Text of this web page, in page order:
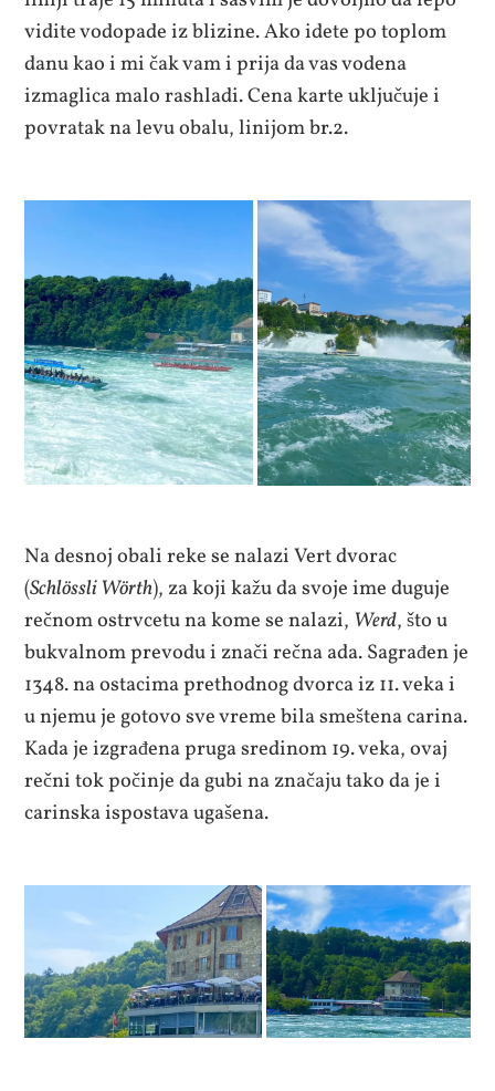
vidite vodopade iz blizine. Ako idete po toplom
danu kao i mi čak vam i prija da vas vodena
izmaglica malo rashladi. Cena karte uključuje i
povratak na levu obalu, linijom br.2.
Na desnoj obali reke se nalazi Vert dvorac
(Schlössli Wörth), za koji kažu da svoje ime duguje
rečnom ostrvcetu na kome se nalazi, Werd, što u
bukvalnom prevodu i znači rečna ada. Sagrađen je
1348. na ostacima prethodnog dvorca iz 11. veka i
u njemu je gotovo sve vreme bila smeštena carina.
Kada je izgrađena pruga sredinom 19. veka, ovaj
rečni tok počinje da gubi na značaju tako da je i
carinska ispostava ugašena.